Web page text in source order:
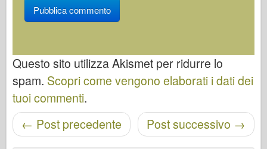
Questo sito utilizza Akismet per ridurre lo
spam. Scopri come vengono elaborati i dati dei
tuoi commenti.
Navigazione post Post successivo →
← Post precedente